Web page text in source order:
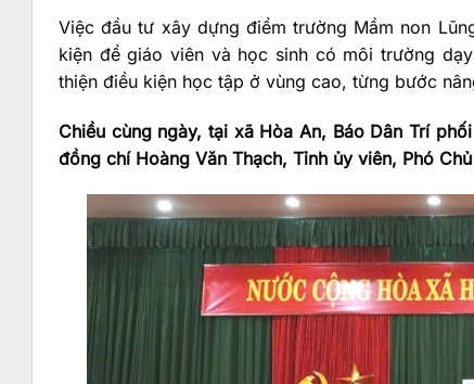
Việc đầu tư xây dựng điểm trường Mầm non
kiện để giáo viên và học sinh có môi trường
thiện điều kiện học tập ở vùng cao, từng bước
Chiều cùng ngày, tại xã Hòa An, Báo Dân Trí
đồng chí Hoàng Văn Thạch, Tỉnh ủy viên, Phó